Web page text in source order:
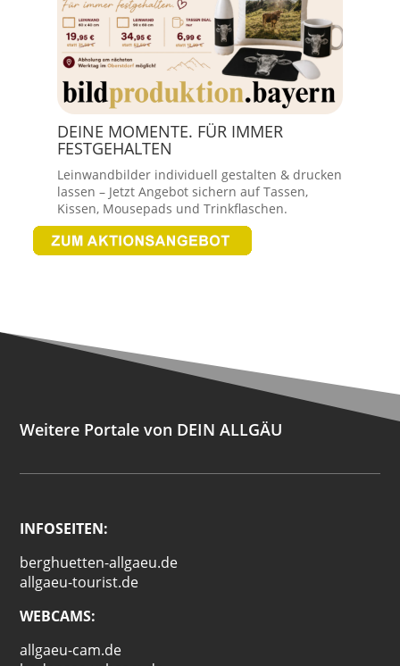
DEINE MOMENTE. FÜR IMMER
FESTGEHALTEN
Leinwandbilder individuell gestalten & drucken
lassen – Jetzt Angebot sichern auf Tassen,
Kissen, Mousepads und Trinkflaschen.
Weitere Portale von DEIN ALLGÄU
INFOSEITEN:
berghuetten-allgaeu.de
allgaeu-tourist.de
WEBCAMS:
allgaeu-cam.de